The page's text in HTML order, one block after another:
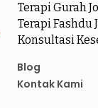
Terapi Gurah
Terapi Fashdu
Konsultasi
Blog
Kontak Kami